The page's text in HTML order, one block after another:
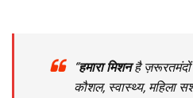
“हमारा मिशनहै ज़रूरतमंदों
कौशल, स्वास्थ्य, महिला